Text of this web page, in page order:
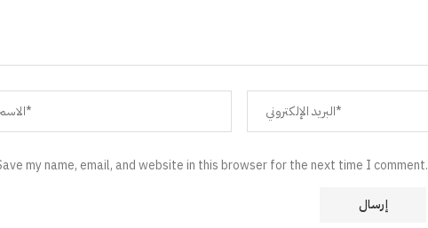
my name, email, and website in this browser for the next time I comment.